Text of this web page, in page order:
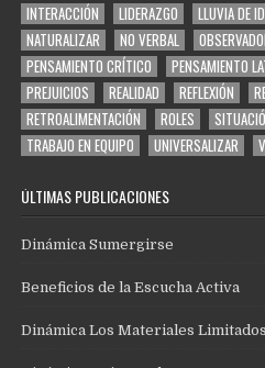
INTERACCIÓN
LIDERAZGO LLUVIA DE
NATURALIZAR
NO VERBAL
PENSAMIENTO CRÍTICO
PENSAMIENTO
PREJUICIOS
REALIDAD REFLEXIÓN
RETROALIMENTACIÓN
ROLES
TRABAJO EN EQUIPO
UNIVERSALIZAR
ÚLTIMAS PUBLICACIONES
Dinámica Sumergirse
Beneficios de la Escucha Activa
Dinámica Los Materiales Limitados